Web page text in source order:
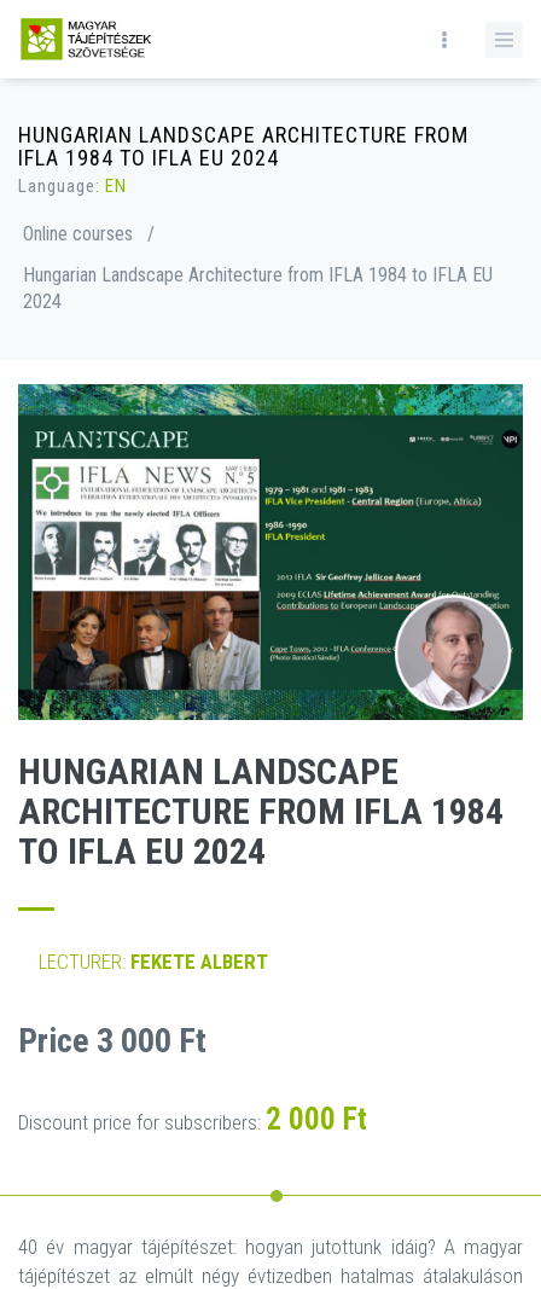
HUNGARIAN LANDSCAPE ARCHITECTURE FROM
IFLA 1984 TO IFLA EU 2024
Language: EN
Online courses
/
Hungarian Landscape Architecture from IFLA 1984 to IFLA EU
2024
HUNGARIAN LANDSCAPE
ARCHITECTURE FROM IFLA 1984
TO IFLA EU 2024
LECTURER: FEKETE ALBERT
Price 3 000 Ft
Discount price for subscribers: 2 000 Ft
40 év magyar tájépítészet: hogyan jutottunk idáig? A magyar
tájépítészet az elmúlt négy évtizedben hatalmas átalakuláson